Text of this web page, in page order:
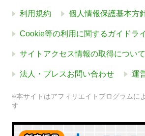
利用規約 個人情報保護基本方
Cookie等の利用に関するガイドラ
サイトアクセス情報の取得について
法人・プレスお問い合わせ 運
※本サイトはアフィリエイトプログラムに
す